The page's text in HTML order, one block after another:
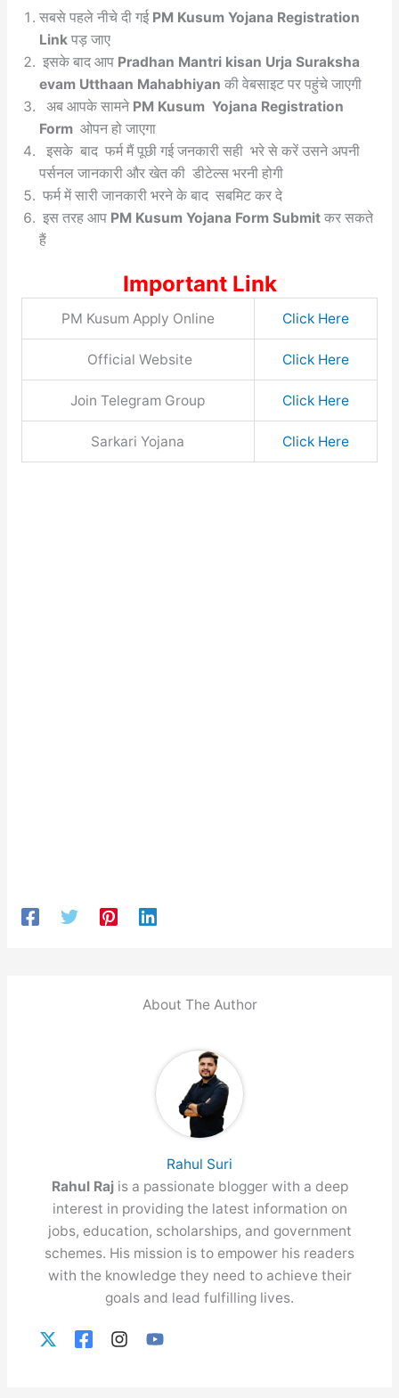
सबसे पहले नीचे दी गई PM Kusum Yojana Registration
Link पड़ जाए
इसके बाद आप Pradhan Mantri kisan Urja Suraksha
evam Utthaan Mahabhiyan की वेबसाइट पर पहुंचे जाएगी
अब आपके सामने PM Kusum Yojana Registration
Formओपन हो जाएगा
इसके बाद फर्म मैं पूछी गई जनकारी सही भरे से करें उसने अपनी
पर्सनल जानकारी और खेत की डीटेल्स भरनी होगी
फर्म में सारी जानकारी भरने के बाद सबमिट कर दे
इस तरह आप PM Kusum Yojana Form Submitकर सकते
हैं
Important Link
PM Kusum Apply Online Click Here
Official Website Click Here
Join Telegram Group Click Here
Sarkari Yojana Click Here
About The Author
Rahul Suri
Rahul Raj is a passionate blogger with a deep
interest in providing the latest information on
jobs, education, scholarships, and government
schemes. His mission is to empower his readers
with the knowledge they need to achieve their
goals and lead fulfilling lives.